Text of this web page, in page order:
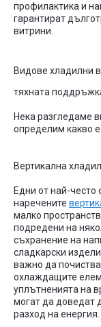
профилактика и
гарантират
витрини.
Видове хладилни
тяхната
Нека разгледаме
определим какво
Вертикална
Едни от най-често
наречените
малко
подредени на
съхранение на
сладкарски
важно да
охлаждащите
уплътненията на
могат да доведат
разход на енергия.